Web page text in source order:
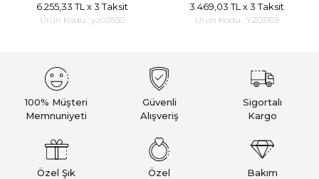
6.255,33 TL x 3 Taksit
Ürün Kodu : yz02830
3.469,03 TL x 3 Taksit
Ürün Kodu : YZ03169
100% Müşteri
Memnuniyeti
Güvenli
Alışveriş
Sigortalı
Kargo
Özel Şık
Özel
Bakım